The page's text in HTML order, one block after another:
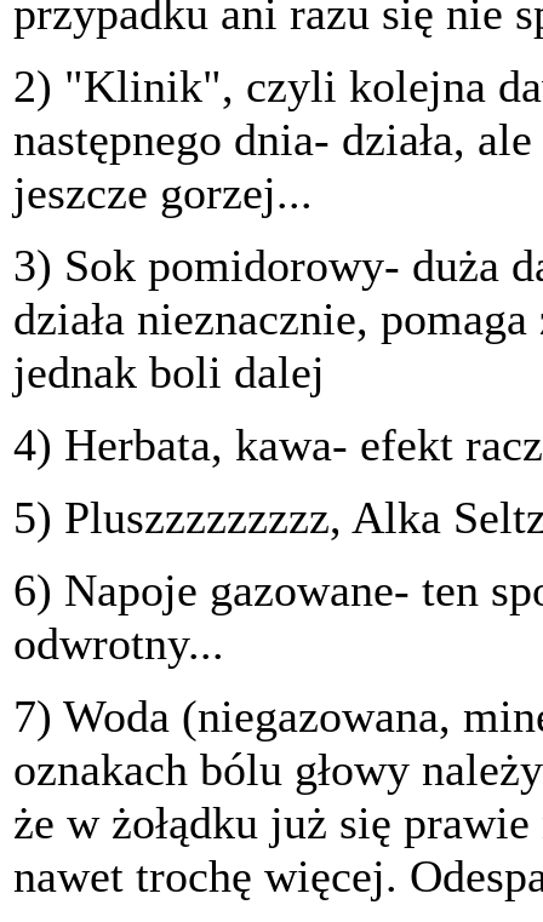
przypadku ani razu się nie
2) "Klinik", czyli kolejna
następnego dnia- działa,
jeszcze gorzej...
3) Sok pomidorowy- duża
działa nieznacznie,
jednak boli dalej
4) Herbata, kawa- efekt
5) Pluszzzzzzzzz, Alka
6) Napoje gazowane- ten
odwrotny...
7) Woda (niegazowana,
oznakach bólu głowy
że w żołądku już się
nawet trochę więcej.